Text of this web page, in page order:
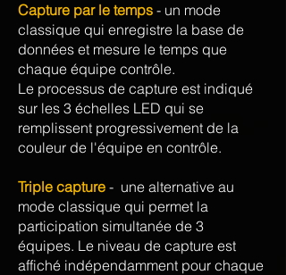
Capture par le temps - un mode
classique qui enregistre la base de
données et mesure le temps que
chaque équipe contrôle.
Le processus de capture est indiqué
sur les 3 échelles LED qui se
remplissent progressivement de la
couleur de l'équipe en contrôle.
Triple capture - une alternative au
mode classique qui permet la
participation simultanée de 3
équipes. Le niveau de capture est
affiché indépendamment pour chaque